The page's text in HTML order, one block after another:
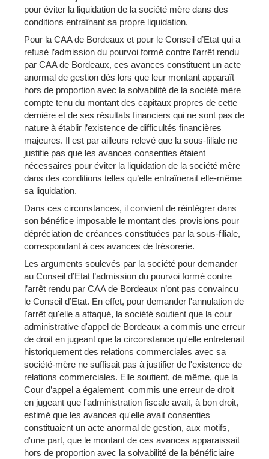
pour éviter la liquidation de la société mère dans des
conditions entraînant sa propre liquidation.
Pour la CAA de Bordeaux et pour le Conseil d’Etat qui a
refusé l’admission du pourvoi formé contre l’arrêt rendu
par CAA de Bordeaux, ces avances constituent un acte
anormal de gestion dès lors que leur montant apparaît
hors de proportion avec la solvabilité de la société mère
compte tenu du montant des capitaux propres de cette
dernière et de ses résultats financiers qui ne sont pas de
nature à établir l’existence de difficultés financières
majeures. Il est par ailleurs relevé que la sous-filiale ne
justifie pas que les avances consenties étaient
nécessaires pour éviter la liquidation de la société mère
dans des conditions telles qu’elle entraînerait elle-même
sa liquidation.
Dans ces circonstances, il convient de réintégrer dans
son bénéfice imposable le montant des provisions pour
dépréciation de créances constituées par la sous-filiale,
correspondant à ces avances de trésorerie.
Les arguments soulevés par la société pour demander
au Conseil d’Etat l’admission du pourvoi formé contre
l’arrêt rendu par CAA de Bordeaux n’ont pas convaincu
le Conseil d’Etat. En effet, pour demander l'annulation de
l'arrêt qu'elle a attaqué, la société soutient que la cour
administrative d'appel de Bordeaux a commis une erreur
de droit en jugeant que la circonstance qu'elle entretenait
historiquement des relations commerciales avec sa
société-mère ne suffisait pas à justifier de l'existence de
relations commerciales. Elle soutient, de même, que la
Cour d’appel a également commis une erreur de droit
en jugeant que l'administration fiscale avait, à bon droit,
estimé que les avances qu'elle avait consenties
constituaient un acte anormal de gestion, aux motifs,
d'une part, que le montant de ces avances apparaissait
hors de proportion avec la solvabilité de la bénéficiaire